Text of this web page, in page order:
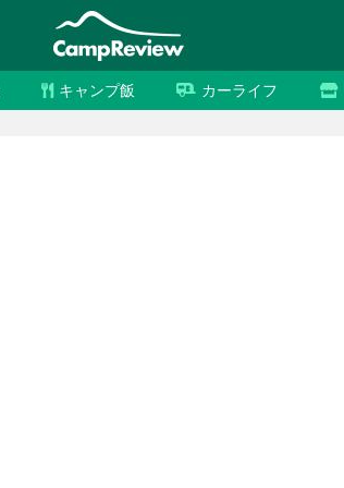
キャンプ飯 カーライフ